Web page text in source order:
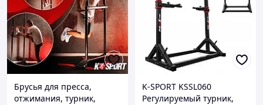
Брусья для пресса,
отжимания, турник,
K-SPORT KSSL060
Регулируемый турник,